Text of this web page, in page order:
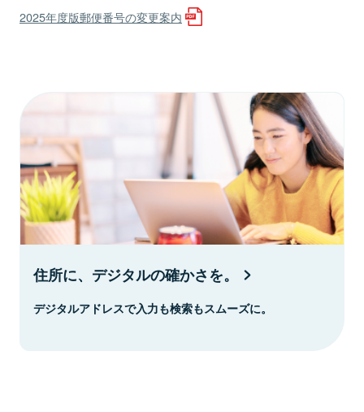
2025年度版郵便番号の変更案内
住所に、デジタルの確かさを。
デジタルアドレスで入力も検索もスムーズに。